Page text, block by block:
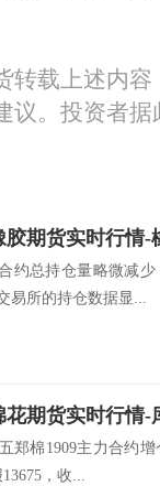
转载上述内
议。投资者
约总持仓量略微减
易所的持仓数据显...
郑棉1909主力合约
，收...